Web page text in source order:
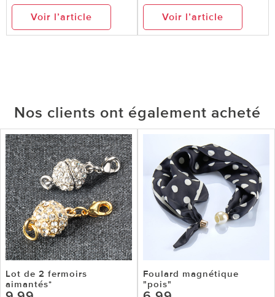
Voir l’article Voir l’article
Nos clients ont également acheté
Lot de 2 fermoirs
aimantés*
Foulard magnétique
"pois"